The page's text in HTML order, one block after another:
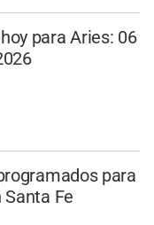
para Aries: 06
para
Fe